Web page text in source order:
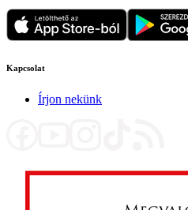
Kapcsolat
Írjon nekünk